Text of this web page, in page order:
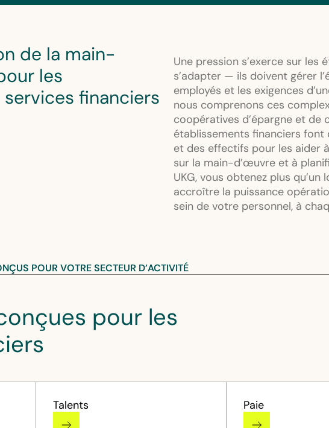
de la main-
les
financiers
Une pression s’exerce sur les
s’adapter — ils doivent gérer
employés et les exigences
nous comprenons ces
coopératives d’épargne et de
établissements financiers
et des effectifs pour les aider
sur la main-d’œuvre et à
UKG, vous obtenez plus
accroître la puissance
sein de votre personnel, à
POUR VOTRE SECTEUR D’ACTIVITÉ
pour les
Talents Paie